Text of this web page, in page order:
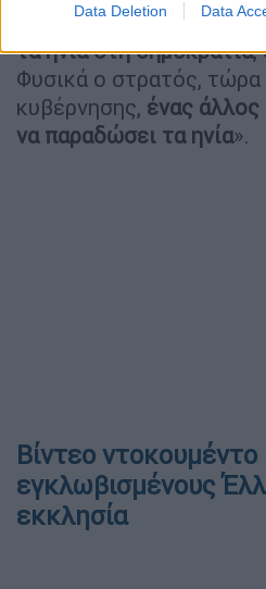
Data Deletion Data
από τις 4 Απριλίου και
τα ηνία στη δημοκρατία,
Φυσικά ο στρατός, τώρα
κυβέρνησης, ένας
να παραδώσει τα ηνία».
Βίντεο
εγκλωβισμένους
εκκλησία